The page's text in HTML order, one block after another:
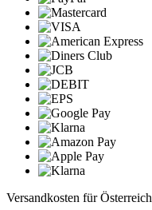
Versandkosten für Österreich